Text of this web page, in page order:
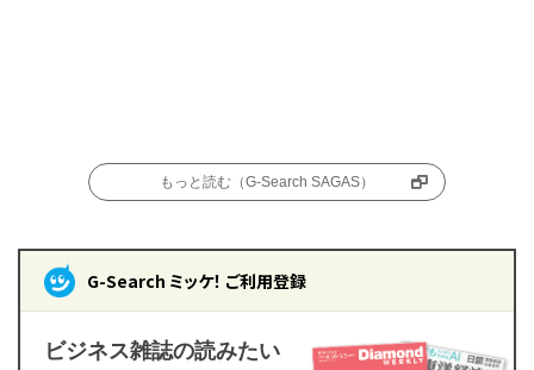
もっと読む（G-Search SAGAS）
G-Search ミッケ！ ご利用登録
ビジネス雑誌の読みたい